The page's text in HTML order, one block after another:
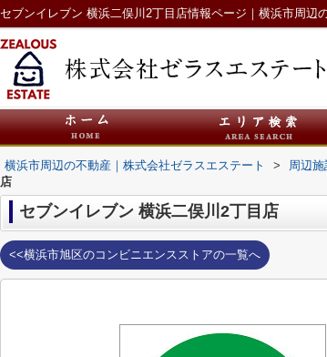
セブンイレブン 横浜二俣川2丁目店情報ページ｜横浜市周辺
横浜市周辺の不動産｜株式会社ゼラスエステート > 周辺施
店
セブンイレブン 横浜二俣川2丁目店
<<横浜市旭区のコンビニエンスストアの一覧へ